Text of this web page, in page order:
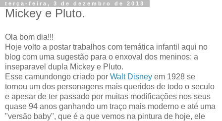
terça-feira, 3 de dezembro de 2013
Mickey e Pluto.
Ola bom dia!!!
Hoje volto a postar trabalhos com temática infantil aqui no
blog com uma sugestão para o enxoval dos meninos: a
inseparavel dupla Mickey e Pluto.
Esse camundongo criado por Walt Disney em 1928 se
tornou um dos personagens mais queridos de todo o seculo
e apesar de ter passado por muitas modificações nos seus
quase 94 anos ganhando um traço mais moderno e até uma
"versão baby", que é a que vemos na pintura de hoje, ele